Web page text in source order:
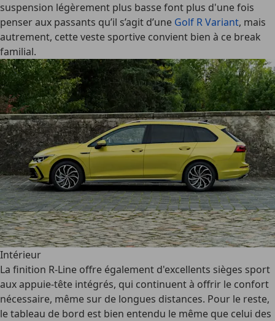
suspension légèrement plus basse font plus d'une fois
penser aux passants qu’il s’agit d’une Golf R Variant, mais
autrement, cette veste sportive convient bien à ce break
familial.
Intérieur
La finition R-Line offre également d'excellents sièges sport
aux appuie-tête intégrés, qui continuent à offrir le confort
nécessaire, même sur de longues distances. Pour le reste,
le tableau de bord est bien entendu le même que celui des